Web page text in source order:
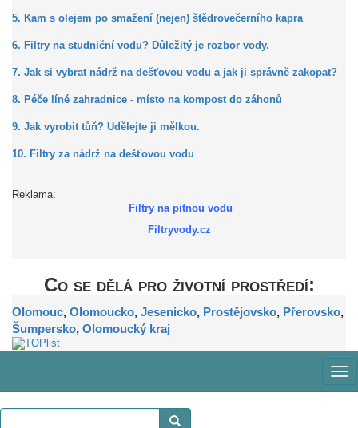
5. Kam s olejem po smažení (nejen) štědrovečerního kapra
6. Filtry na studniční vodu? Důležitý je rozbor vody.
7. Jak si vybrat nádrž na dešťovou vodu a jak ji správně zakopat?
8. Péče líné zahradnice - místo na kompost do záhonů
9. Jak vyrobit tůň? Udělejte ji mělkou.
10. Filtry za nádrž na dešťovou vodu
Reklama:
Filtry na pitnou vodu
Filtryvody.cz
Co se dělá pro životní prostředí:
Olomouc, Olomoucko, Jesenicko, Prostějovsko, Přerovsko,
Šumpersko, Olomoucký kraj